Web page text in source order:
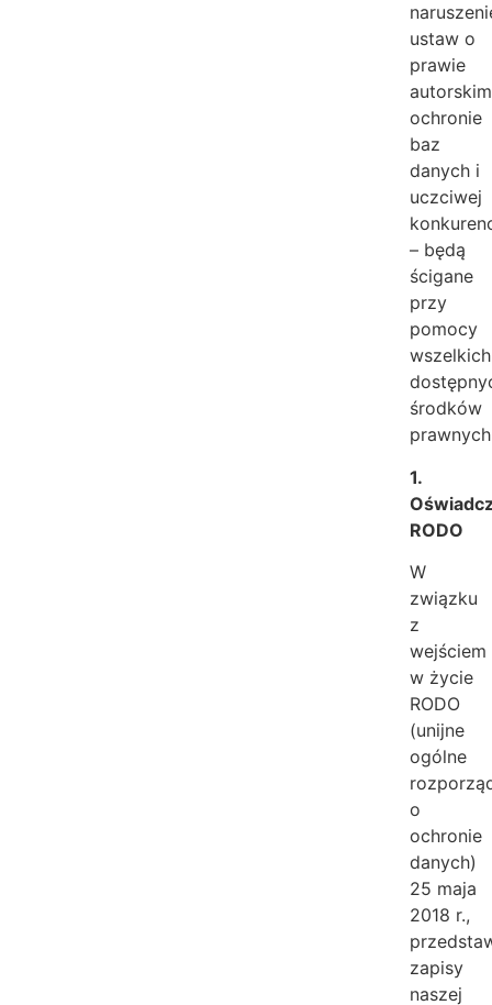
ustaw o
prawie
ochronie
baz
danych i
uczciwej
– będą
ścigane
przy
pomocy
wszelkich
środków
1.
RODO
W
związku
z
wejściem
w życie
RODO
(unijne
ogólne
o
ochronie
danych)
25 maja
2018 r.,
zapisy
naszej